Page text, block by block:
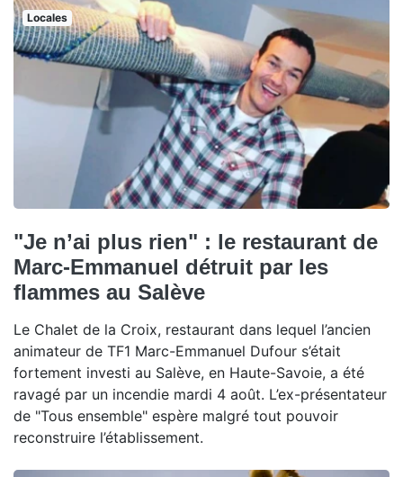
Locales
"Je n’ai plus rien" : le restaurant de
Marc-Emmanuel détruit par les
flammes au Salève
Le Chalet de la Croix, restaurant dans lequel l’ancien
animateur de TF1 Marc-Emmanuel Dufour s’était
fortement investi au Salève, en Haute-Savoie, a été
ravagé par un incendie mardi 4 août. L’ex-présentateur
de "Tous ensemble" espère malgré tout pouvoir
reconstruire l’établissement.